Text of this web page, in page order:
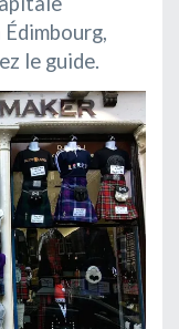
le guide.